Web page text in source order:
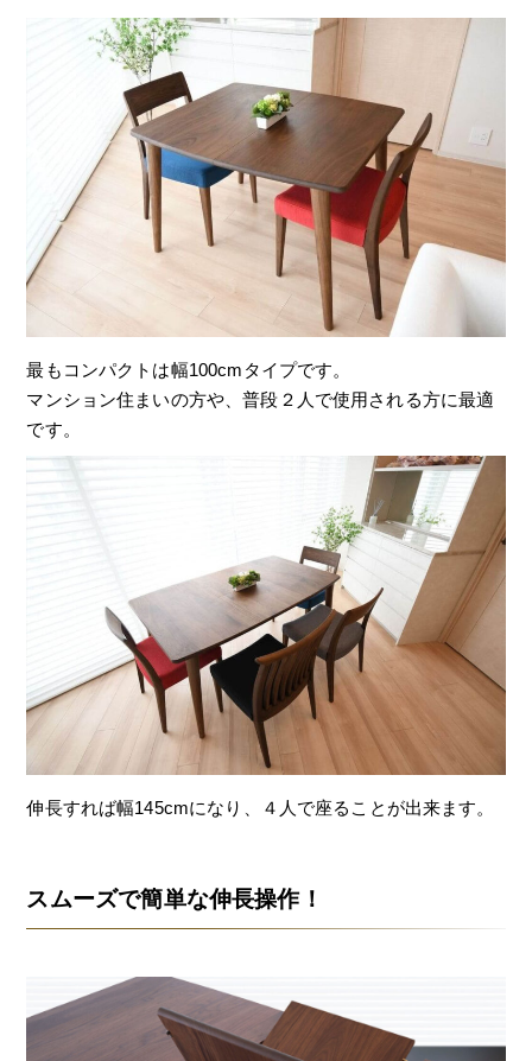
最もコンパクトは幅100cmタイプです。
マンション住まいの方や、普段２人で使用される方に最適
です。
伸長すれば幅145cmになり、４人で座ることが出来ます。
スムーズで簡単な伸長操作！